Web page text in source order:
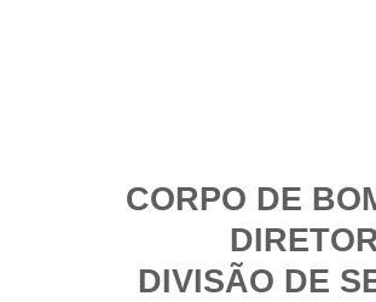
CORPO DE
DIVISÃO DE